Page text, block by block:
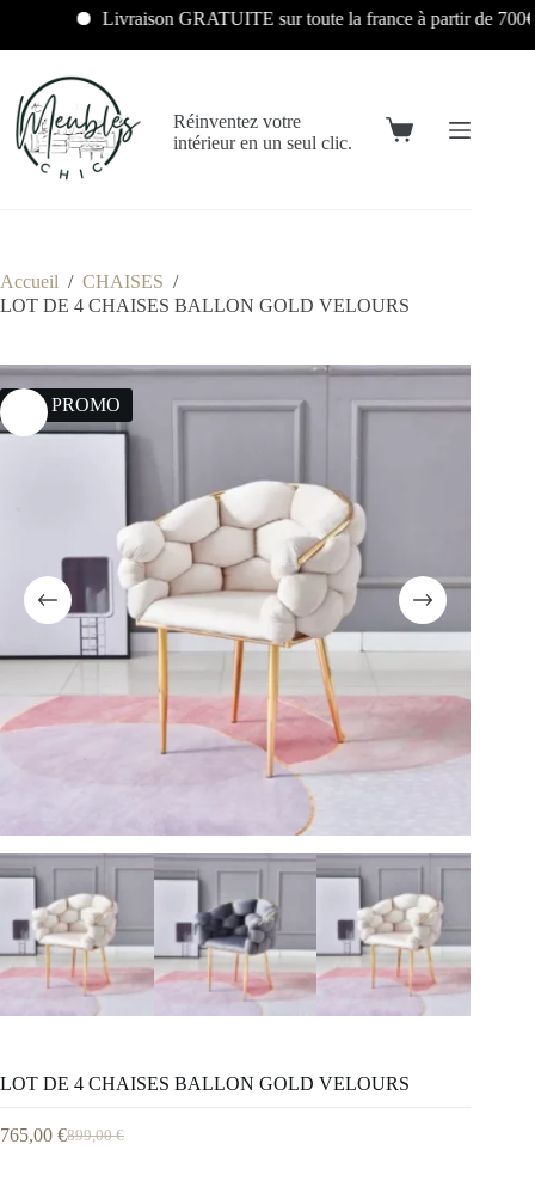
Livraison GRATUITE sur toute la france à partir de 700€
Réinventez votre
intérieur en un seul clic.
Accueil / CHAISES /
LOT DE 4 CHAISES BALLON GOLD VELOURS
15% PROMO
LOT DE 4 CHAISES BALLON GOLD VELOURS
899,00€
765,00 €